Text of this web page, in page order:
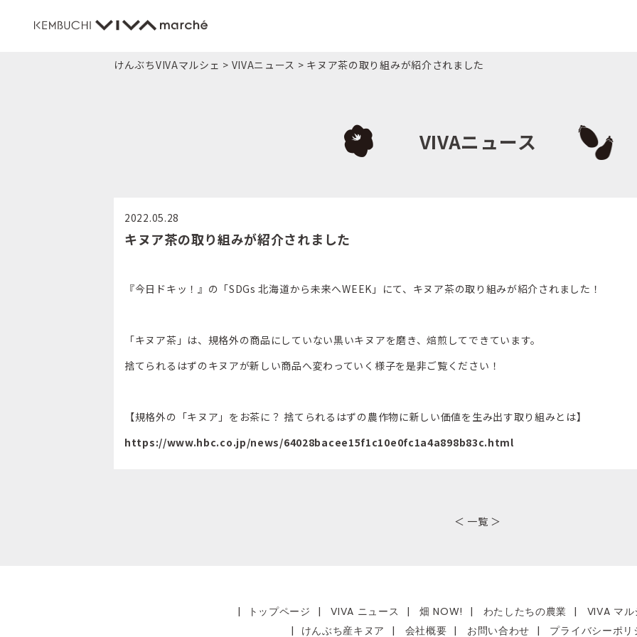
けんぶちVIVAマルシェ > VIVAニュース > キヌア茶の取り組みが紹介されました
VIVAニュース
2022.05.28
キヌア茶の取り組みが紹介されました
『今日ドキッ！』の「SDGs 北海道から未来へWEEK」にて、キヌア茶の取り組みが紹介されました！
「キヌア茶」は、規格外の商品にしていない黒いキヌアを磨き、焙煎してできています。
捨てられるはずのキヌアが新しい商品へ変わっていく様子を是非ご覧ください！
【規格外の「キヌア」をお茶に？ 捨てられるはずの農作物に新しい価値を生み出す取り組みとは】
https://www.hbc.co.jp/news/64028bacee15f1c10e0fc1a4a898b83c.html
＜ 一覧 ＞
| トップページ | VIVA ニュース | 畑 NOW! | わたしたちの農業 | VIVA マ
|
けんぶち産キヌア | 会社概要 | お問い合わせ | プライバシーポリ